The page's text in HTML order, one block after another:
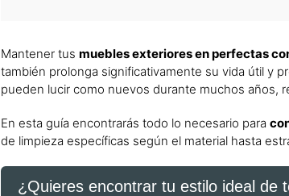
Mantener tusmuebles exteriores en perfectas
también prolonga significativamente su vida útil y
pueden lucir como nuevos durante muchos años,
En esta guía encontrarás todo lo necesario para
de limpieza específicas según el material hasta
¿Quieres encontrar tu estilo ideal de